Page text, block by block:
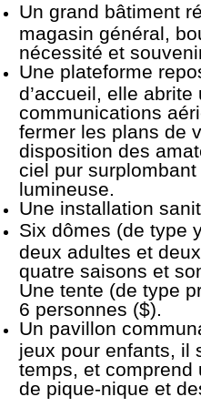
Un grand bâtiment
magasin général,
nécessité et
Une plateforme
d’accueil, elle
communications
fermer les plans de
disposition des
ciel pur
lumineuse.
Une installation
Six dômes (de type
deux adultes et
quatre saisons et
Une tente (de type
6 personnes ($).
Un pavillon
jeux pour enfants, il
temps, et comprend
de pique-nique et